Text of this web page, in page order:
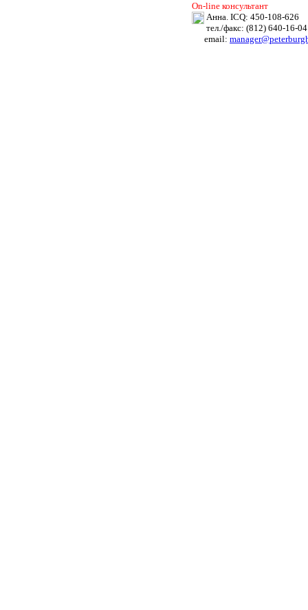
On-line консультант
Анна. ICQ: 450-108-626
тел./факс: (812) 640-16-04
email: